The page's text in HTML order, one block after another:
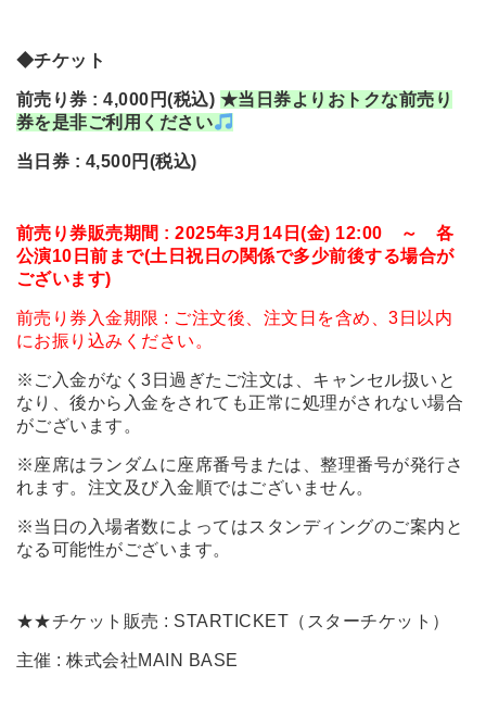
◆チケット
前売り券 : 4,000円(税込) ★当日券よりおトクな前売り
券を是非ご利用ください
当日券 : 4,500円(税込)
前売り券販売期間 : 2025年3月14日(金) 12:00 ～ 各
公演10日前まで(土日祝日の関係で多少前後する場合が
ございます)
前売り券入金期限 : ご注文後、注文日を含め、3日以内
にお振り込みください。
※ご入金がなく3日過ぎたご注文は、キャンセル扱いと
なり、後から入金をされても正常に処理がされない場合
がございます。
※座席はランダムに座席番号または、整理番号が発行さ
れます。注文及び入金順ではございません。
※当日の入場者数によってはスタンディングのご案内と
なる可能性がございます。
★★チケット販売 : STARTICKET（スターチケット）
主催 : 株式会社MAIN BASE